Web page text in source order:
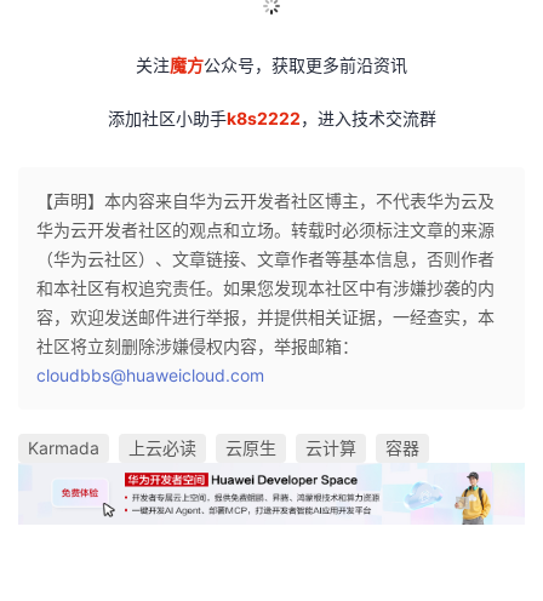
关注魔方公众号，获取更多前沿资讯
添加社区小助手k8s2222，进入技术交流群
【声明】本内容来自华为云开发者社区博主，不代表华为云及
华为云开发者社区的观点和立场。转载时必须标注文章的来源
（华为云社区）、文章链接、文章作者等基本信息，否则作者
和本社区有权追究责任。如果您发现本社区中有涉嫌抄袭的内
容，欢迎发送邮件进行举报，并提供相关证据，一经查实，本
社区将立刻删除涉嫌侵权内容，举报邮箱：
cloudbbs@huaweicloud.com
Karmada 上云必读 云原生 云计算 容器